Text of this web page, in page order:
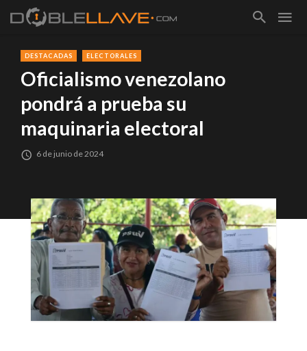
DESTACADAS ELECTORALES
Oficialismo venezolano
pondrá a prueba su
maquinaria electoral
6 de junio de 2024